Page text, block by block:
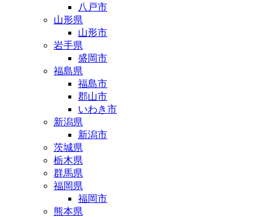
八戸市
山形県
山形市
岩手県
盛岡市
福島県
福島市
郡山市
いわき市
新潟県
新潟市
茨城県
栃木県
群馬県
福岡県
福岡市
熊本県